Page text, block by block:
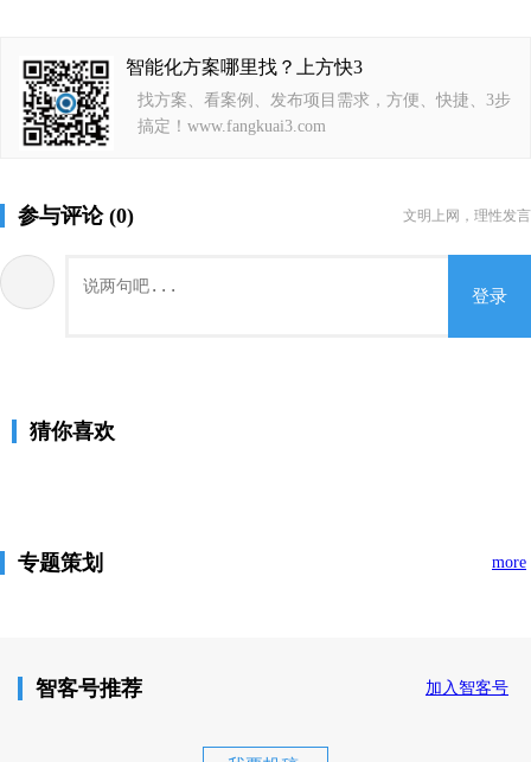
智能化方案哪里找？上方快3
找方案、看案例、发布项目需求，方便、快捷、3步
搞定！www.fangkuai3.com
参与评论 (0) 文明上网，理性发言
登录
猜你喜欢
专题策划 more
智客号推荐 加入智客号